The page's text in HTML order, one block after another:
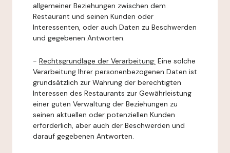
allgemeiner Beziehungen zwischen dem
Restaurant und seinen Kunden oder
Interessenten, oder auch Daten zu Beschwerden
und gegebenen Antworten.
- Rechtsgrundlage der Verarbeitung: Eine solche
Verarbeitung Ihrer personenbezogenen Daten ist
grundsätzlich zur Wahrung der berechtigten
Interessen des Restaurants zur Gewährleistung
einer guten Verwaltung der Beziehungen zu
seinen aktuellen oder potenziellen Kunden
erforderlich, aber auch der Beschwerden und
darauf gegebenen Antworten.